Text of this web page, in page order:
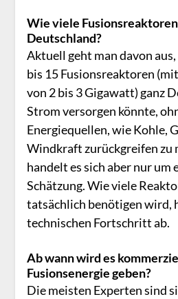
Wie viele
Deutschland?
Aktuell geht man davon
bis 15 Fusionsreaktoren
von 2 bis 3 Gigawatt) ganz
Strom versorgen könnte,
Energiequellen, wie Kohle,
Windkraft zurückgreifen zu
handelt es sich aber nur um
Schätzung. Wie viele
tatsächlich benötigen wird,
technischen Fortschritt ab.
Ab wann wird es
Fusionsenergie geben?
Die meisten Experten sind